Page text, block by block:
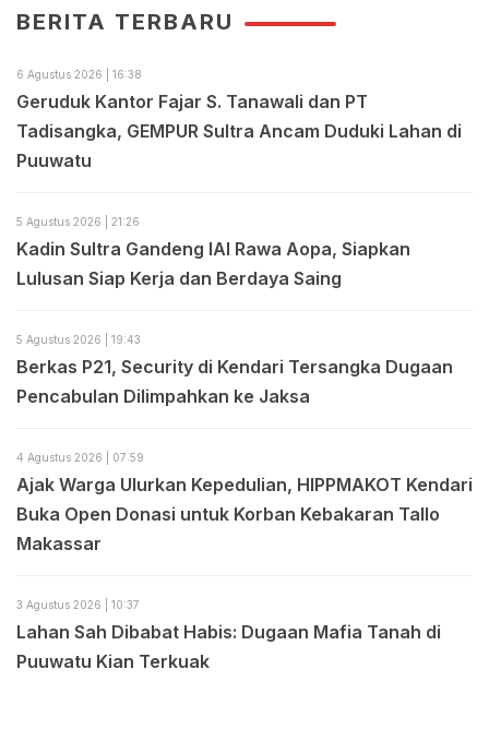
BERITA TERBARU
6 Agustus 2026 | 16:38
Geruduk Kantor Fajar S. Tanawali dan PT
Tadisangka, GEMPUR Sultra Ancam Duduki Lahan di
Puuwatu
5 Agustus 2026 | 21:26
Kadin Sultra Gandeng IAI Rawa Aopa, Siapkan
Lulusan Siap Kerja dan Berdaya Saing
5 Agustus 2026 | 19:43
Berkas P21, Security di Kendari Tersangka Dugaan
Pencabulan Dilimpahkan ke Jaksa
4 Agustus 2026 | 07:59
Ajak Warga Ulurkan Kepedulian, HIPPMAKOT Kendari
Buka Open Donasi untuk Korban Kebakaran Tallo
Makassar
3 Agustus 2026 | 10:37
Lahan Sah Dibabat Habis: Dugaan Mafia Tanah di
Puuwatu Kian Terkuak